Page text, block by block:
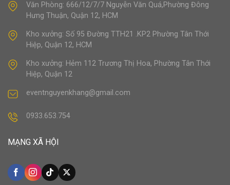
Văn Phòng: 666/12/7/7 Nguyễn Văn Quá,Phường Đông
Hưng Thuận, Quận 12, HCM
Kho xưởng: Số 95 Đường TTH21 .KP2 Phường Tân Thới
Hiệp, Quận 12, HCM
Kho xưởng: Hẻm 112 Trương Thị Hoa, Phường Tân Thới
Hiệp, Quận 12
eventnguyenkhang@gmail.com
0933.653.754
MẠNG XÃ HỘI